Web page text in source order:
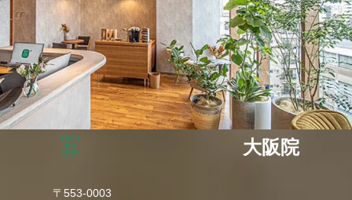
大阪院
〒553-0003